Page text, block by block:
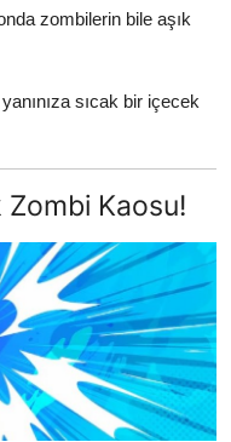
zombilerin bile aşık
sıcak bir içecek
Kaosu!